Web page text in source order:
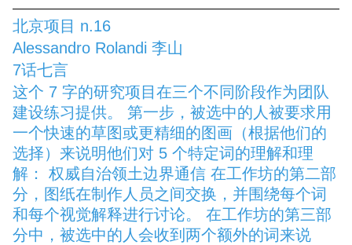
北京项目 n.16
Alessandro Rolandi 李山
7话七言
这个 7 字的研究项目在三个不同阶段作为团队
建设练习提供。 第一步，被选中的人被要求用
一个快速的草图或更精细的图画（根据他们的
选择）来说明他们对 5 个特定词的理解和理
解： 权威自治领土边界通信 在工作坊的第二部
分，图纸在制作人员之间交换，并围绕每个词
和每个视觉解释进行讨论。 在工作坊的第三部
分中，被选中的人会收到两个额外的词来说